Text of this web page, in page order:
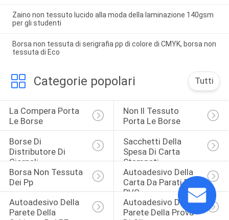
Zaino non tessuto lucido alla moda della laminazione 140gsm
per gli studenti
Borsa non tessuta di serigrafia pp di colore di CMYK, borsa non
tessuta di Eco
Categorie popolari Tutti
La Compera Porta
Le Borse
Non Il Tessuto
Porta Le Borse
Borse Di
Distributore Di
Giornali
Sacchetti Della
Spesa Di Carta
Stampati
Borsa Non Tessuta
Dei Pp
Autoadesivo Della
Carta Da Parati Del
PVC
Autoadesivo Della
Parete Della
Autoadesivo Della
Parete Della Prova